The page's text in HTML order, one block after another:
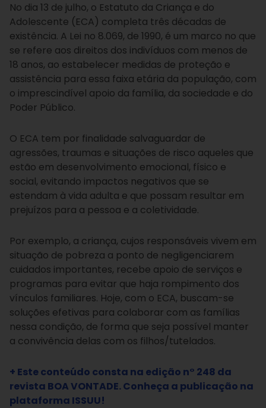
No dia 13 de julho, o Estatuto da Criança e do
Adolescente (ECA) completa três décadas de
existência. A Lei no 8.069, de 1990, é um marco no que
se refere aos direitos dos indivíduos com menos de
18 anos, ao estabelecer medidas de proteção e
assistência para essa faixa etária da população, com
o imprescindível apoio da família, da sociedade e do
Poder Público.
O ECA tem por finalidade salvaguardar de
agressões, traumas e situações de risco aqueles que
estão em desenvolvimento emocional, físico e
social, evitando impactos negativos que se
estendam à vida adulta e que possam resultar em
prejuízos para a pessoa e a coletividade.
Por exemplo, a criança, cujos responsáveis vivem em
situação de pobreza a ponto de negligenciarem
cuidados importantes, recebe apoio de serviços e
programas para evitar que haja rompimento dos
vínculos familiares. Hoje, com o ECA, buscam-se
soluções efetivas para colaborar com as famílias
nessa condição, de forma que seja possível manter
a convivência delas com os filhos/tutelados.
+ Este conteúdo consta na edição n° 248 da
revista BOA VONTADE. Conheça a publicação na
plataforma ISSUU!